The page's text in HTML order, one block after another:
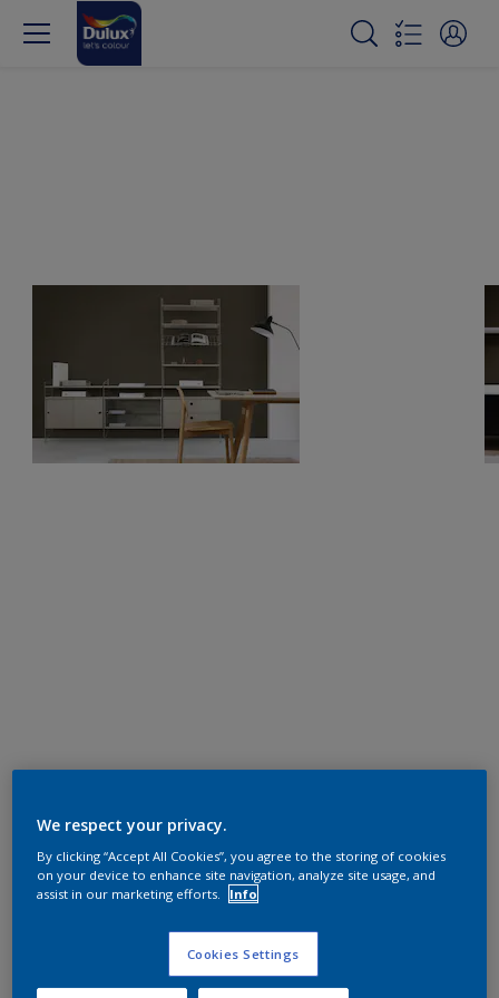
We respect your privacy.
By clicking “Accept All Cookies”, you agree to the storing of cookies
on your device to enhance site navigation, analyze site usage, and
assist in our marketing efforts.
Info
Cookies Settings